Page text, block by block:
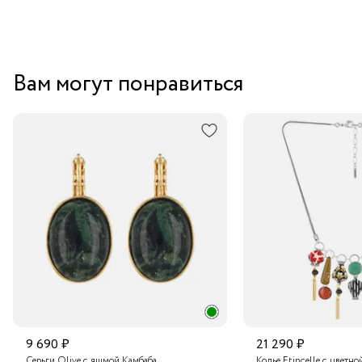
Вам могут понравиться
9 690 ₽ 21 290 ₽